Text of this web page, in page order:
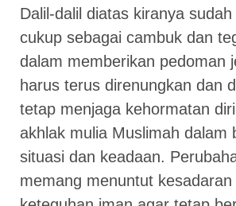
Dalil-dalil diatas kiranya
cukup sebagai cambuk dan
dalam memberikan pedoman
harus terus direnungkan dan
tetap menjaga kehormatan
akhlak mulia Muslimah dalam
situasi dan keadaan.
memang menuntut kesadaran